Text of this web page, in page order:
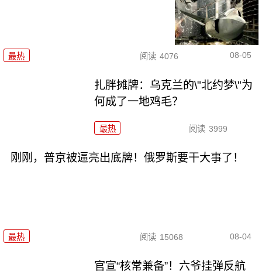
最热 阅读 4076 08-05
扎胖摊牌：乌克兰的\"北约梦\"为
何成了一地鸡毛？
最热 阅读 3999
刚刚，普京被逼亮出底牌！俄罗斯要干大事了！
最热 阅读 15068 08-04
官宣“核常兼备”！六爷挂弹反航